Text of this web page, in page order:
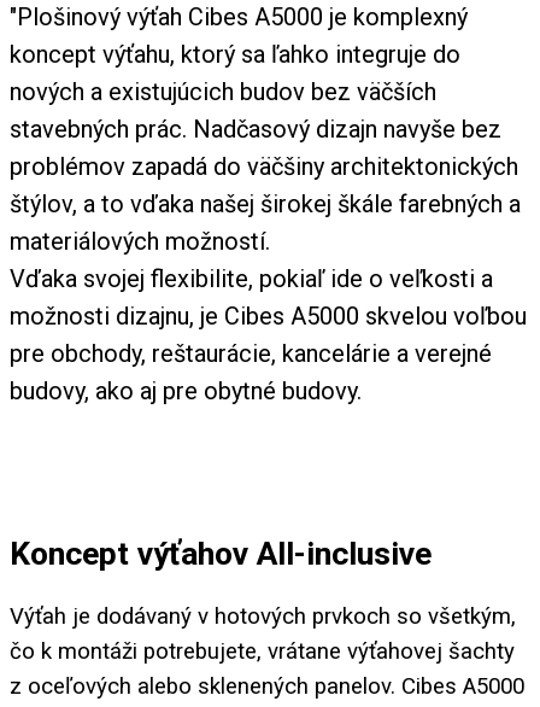
"Plošinový výťah Cibes A5000 je komplexný
koncept výťahu, ktorý sa ľahko integruje do
nových a existujúcich budov bez väčších
stavebných prác. Nadčasový dizajn navyše bez
problémov zapadá do väčšiny architektonických
štýlov, a to vďaka našej širokej škále farebných a
materiálových možností.
Vďaka svojej flexibilite, pokiaľ ide o veľkosti a
možnosti dizajnu, je Cibes A5000 skvelou voľbou
pre obchody, reštaurácie, kancelárie a verejné
budovy, ako aj pre obytné budovy.
Koncept výťahov All-inclusive
Výťah je dodávaný v hotových prvkoch so všetkým,
čo k montáži potrebujete, vrátane výťahovej šachty
z oceľových alebo sklenených panelov. Cibes A5000